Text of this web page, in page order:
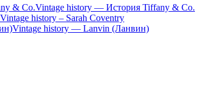
Vintage history — История Tiffany & Co.
Vintage history – Sarah Coventry
Vintage history — Lanvin (Ланвин)